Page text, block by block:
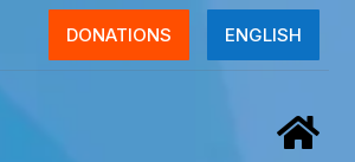
DONATIONS ENGLISH
